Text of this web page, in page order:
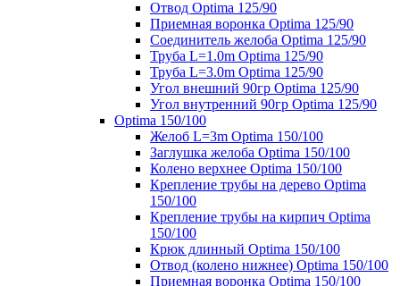
Отвод Optima 125/90
Приемная воронка Optima 125/90
Соединитель желоба Optima 125/90
Труба L=1.0m Optima 125/90
Труба L=3.0m Optima 125/90
Угол внешний 90гр Optima 125/90
Угол внутренний 90гр Optima 125/90
Optima 150/100
Желоб L=3m Optima 150/100
Заглушка желоба Optima 150/100
Колено верхнее Optima 150/100
Крепление трубы на дерево Optima
150/100
Крепление трубы на кирпич Optima
150/100
Крюк длинный Optima 150/100
Отвод (колено нижнее) Optima 150/100
Приемная воронка Optima 150/100